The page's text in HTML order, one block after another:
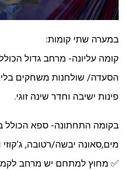
במערה שתי קומות:
קומה עליונה- מרחב גדול
הסעדה/ שולחנות משחקים
פינות ישיבה וחדר שינה זוגי.
בקומה התחתונה- ספא הכולל
מים,סאונה יבשה/רטובה,
✅ מחוץ למתחם יש מרחב